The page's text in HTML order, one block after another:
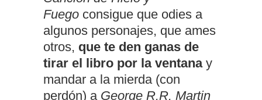
Fuego consigue que odies a
algunos personajes, que ames
otros, que te den ganas de
tirar el libro por la ventanay
mandar a la mierda (con
perdón) a George R.R. Martin